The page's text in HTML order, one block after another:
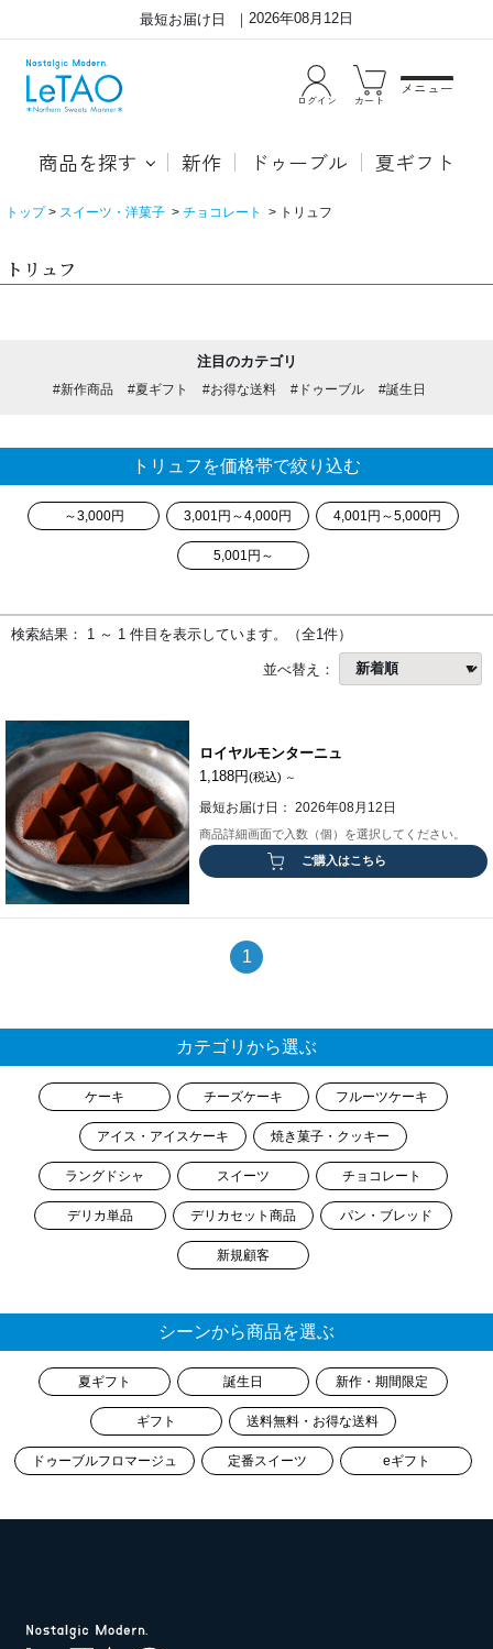
最短お届け日 2026年08月12日
ログイン カート
メニュー
商品を探す 新作 ドゥーブル 夏ギフト
トップ スイーツ・洋菓子 チョコレート トリュフ
トリュフ
注目のカテゴリ
#新作商品 #夏ギフト #お得な送料 #ドゥーブル #誕生日
トリュフを価格帯で絞り込む
～3,000円 3,001円～4,000円 4,001円～5,000円
5,001円～
検索結果： 1 ～ 1 件目を表示しています。（全1件）
並べ替え：
ロイヤルモンターニュ
1,188円(税込) ～
最短お届け日： 2026年08月12日
商品詳細画面で入数（個）を選択してください。
ご購入はこちら
1
カテゴリから選ぶ
ケーキ チーズケーキ フルーツケーキ
アイス・アイスケーキ 焼き菓子・クッキー
ラングドシャ スイーツ チョコレート
デリカ単品 デリカセット商品 パン・ブレッド
新規顧客
シーンから商品を選ぶ
夏ギフト 誕生日 新作・期間限定
ギフト 送料無料・お得な送料
ドゥーブルフロマージュ 定番スイーツ eギフト